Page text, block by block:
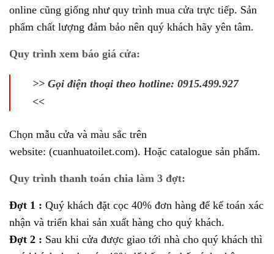
online cũng giống như quy trình mua cửa trực tiếp. Sản
phẩm chất lượng đảm bảo nên quý khách hãy yên tâm.
Quy trình xem báo giá cửa:
>> Gọi điện thoại theo hotline: 0915.499.927
<<
Chọn mẫu cửa và màu sắc trên
website: (cuanhuatoilet.com). Hoặc catalogue sản phẩm.
Quy trình thanh toán chia làm 3 đợt:
Đợt 1 : Quý khách đặt cọc 40% đơn hàng để kế toán xác
nhận và triển khai sản xuất hàng cho quý khách.
Đợt 2 : Sau khi cửa được giao tới nhà cho quý khách thì